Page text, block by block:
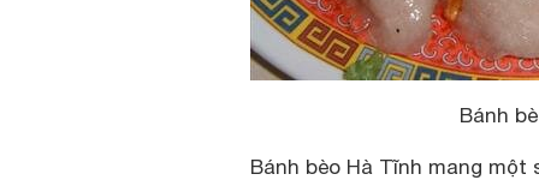
Bánh
Bánh bèo Hà Tĩnh mang